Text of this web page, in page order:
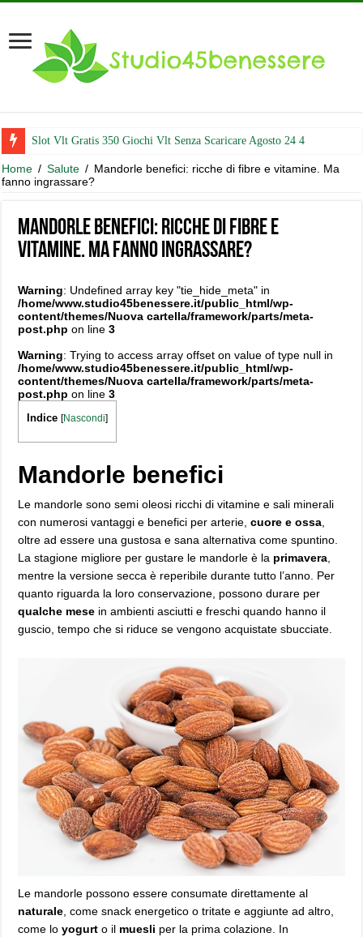
Slot Vlt Gratis 350 Giochi Vlt Senza Scaricare Agosto 24 4
Home / Salute / Mandorle benefici: ricche di fibre e vitamine. Ma
fanno ingrassare?
Mandorle benefici: ricche di fibre e
vitamine. Ma fanno ingrassare?
Warning: Undefined array key "tie_hide_meta" in
/home/www.studio45benessere.it/public_html/wp-
content/themes/Nuova cartella/framework/parts/meta-
post.php on line3
Warning: Trying to access array offset on value of type null in
/home/www.studio45benessere.it/public_html/wp-
content/themes/Nuova cartella/framework/parts/meta-
post.php on line3
Indice [Nascondi]
Mandorle benefici
Le mandorle sono semi oleosi ricchi di vitamine e sali minerali
con numerosi vantaggi e benefici per arterie,cuore e ossa
oltre ad essere una gustosa e sana alternativa come spuntino.
La stagione migliore per gustare le mandorle è la primavera
mentre la versione secca è reperibile durante tutto l’anno. Per
quanto riguarda la loro conservazione, possono durare per
qualche mese in ambienti asciutti e freschi quando hanno il
guscio, tempo che si riduce se vengono acquistate sbucciate.
Le mandorle possono essere consumate direttamente al
naturale , come snack energetico o tritate e aggiunte ad altro,
come loyogurt o il muesli per la prima colazione. In